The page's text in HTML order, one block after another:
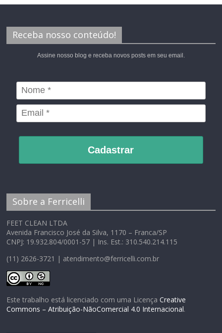
Receba nosso conteúdo!
Assine nosso blog e receba novos posts em seu email.
Cadastrar
Sobre a Ferricelli
FEET CLEAN LTDA
Avenida Francisco José da Silva, 1170 – Franca/SP
CNPJ: 19.932.804/0001-57 | Ins. Est.: 310.540.214.115
(11) 2626-3721 | atendimento@ferricelli.com.br
Este trabalho está licenciado com uma LicençaCreative
Commons – Atribuição-NãoComercial 4.0 Internacional.